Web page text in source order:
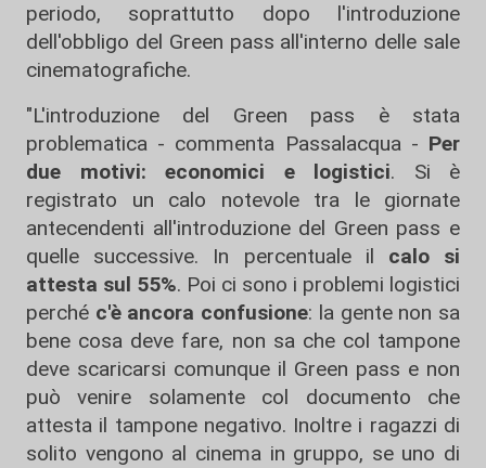
periodo, soprattutto dopo l'introduzione
dell'obbligo del Green pass all'interno delle sale
cinematografiche.
"L'introduzione del Green pass è stata
problematica - commenta Passalacqua - Per
due motivi: economici e logistici. Si è
registrato un calo notevole tra le giornate
antecendenti all'introduzione del Green pass e
quelle successive. In percentuale il calo si
attesta sul 55%. Poi ci sono i problemi logistici
perché c'è ancora confusione: la gente non sa
bene cosa deve fare, non sa che col tampone
deve scaricarsi comunque il Green pass e non
può venire solamente col documento che
attesta il tampone negativo. Inoltre i ragazzi di
solito vengono al cinema in gruppo, se uno di